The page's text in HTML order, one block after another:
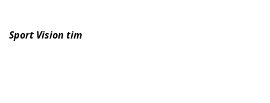
Sport Vision tim